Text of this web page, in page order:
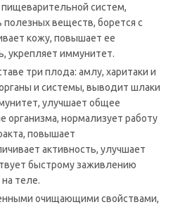
систем,
веществ, борется с
кожу, повышает ее
укрепляет иммунитет.
три плода: амлу, харитаки и
и системы, выводит шлаки
улучшает общее
организма, нормализует работу
повышает
активность, улучшает
быстрому заживлению
теле.
очищающими свойствами,